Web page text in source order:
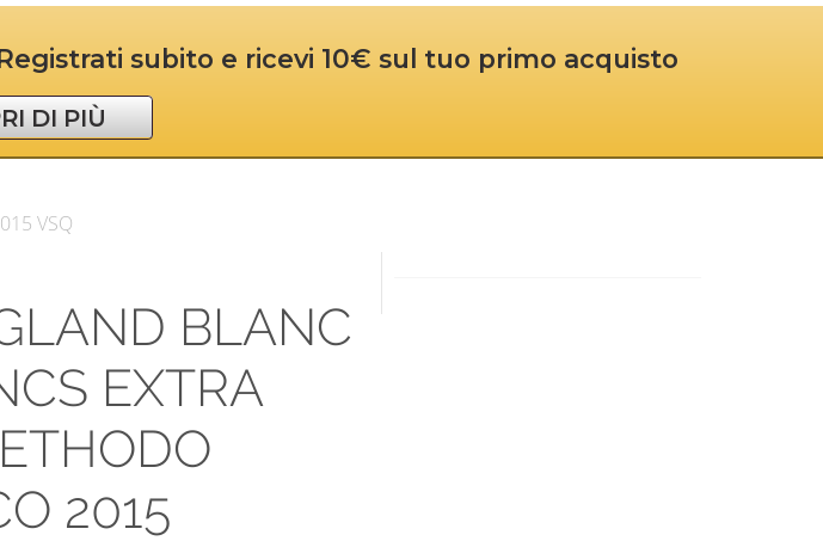
subito e ricevi 10€ sul tuo primo acquisto
DI PIÙ
VSQ
BLANC
EXTRA
2015